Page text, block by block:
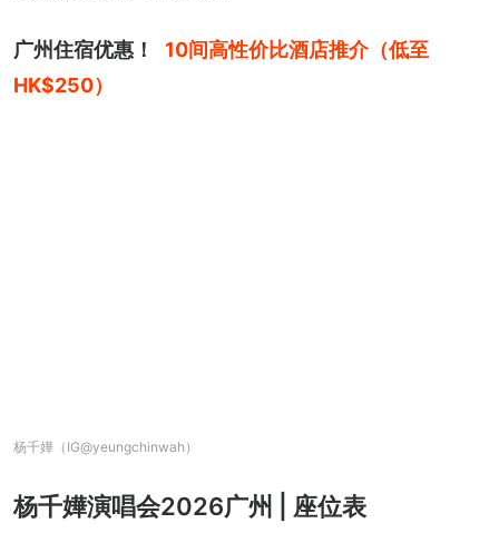
广州住宿优惠！
10间高性价比酒店推介（低至
HK$250）
杨千嬅（IG@yeungchinwah）
杨千嬅演唱会2026广州 | 座位表